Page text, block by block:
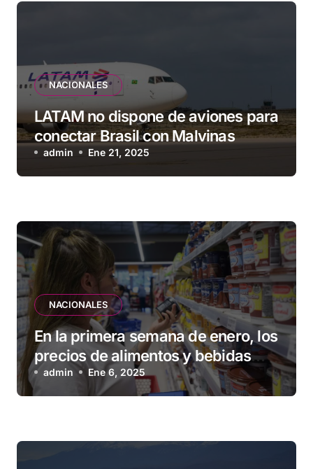
NACIONALES
LATAM no dispone de aviones para
conectar Brasil con Malvinas
admin Ene 21, 2025
NACIONALES
En la primera semana de enero, los
precios de alimentos y bebidas
subieron 1,2 %
admin Ene 6, 2025